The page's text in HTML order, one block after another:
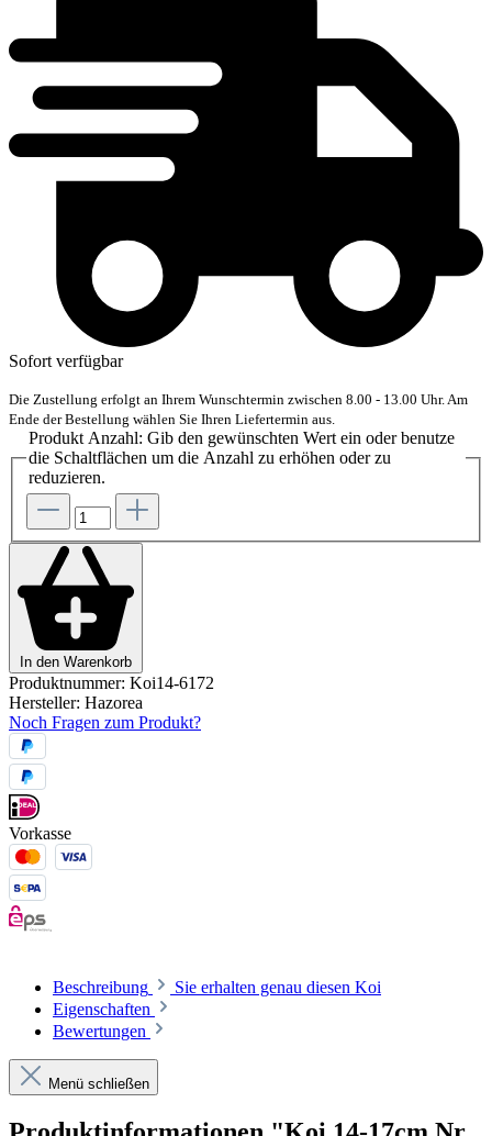
Sofort verfügbar
Die Zustellung erfolgt an Ihrem Wunschtermin zwischen 8.00 - 13.00 Uhr. Am
Ende der Bestellung wählen Sie Ihren Liefertermin aus.
Produkt Anzahl: Gib den gewünschten Wert ein oder benutze
die Schaltflächen um die Anzahl zu erhöhen oder zu
reduzieren.
In den Warenkorb
Produktnummer: Koi14-6172
Hersteller: Hazorea
Noch Fragen zum Produkt?
Vorkasse
Beschreibung
Sie erhalten genau diesen Koi
Eigenschaften
Bewertungen
Menü schließen